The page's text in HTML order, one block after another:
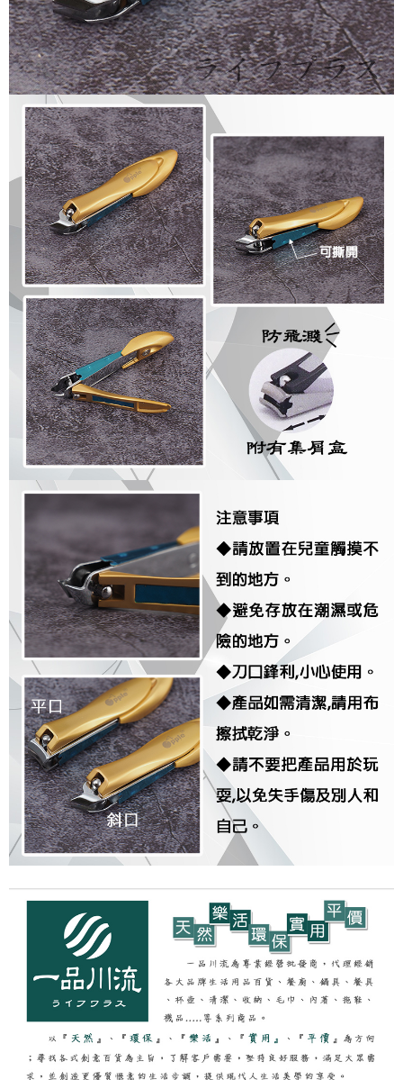
請求用戶進行身份認證。
５．嚴禁一人註冊多個帳號或使用他人資訊註冊。若發現惡意使用之情形，
恩沛科技股份有限公司將有權停止該用戶之使用額度並採取法律行動。